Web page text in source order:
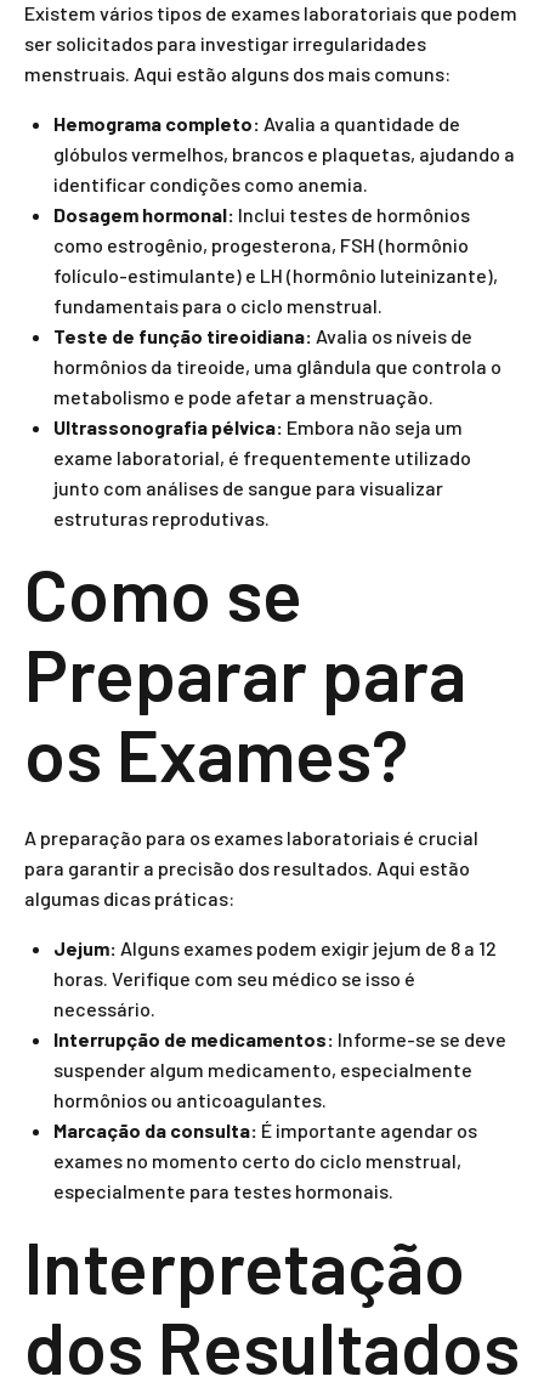
Existem vários tipos de exames laboratoriais que podem
ser solicitados para investigar irregularidades
menstruais. Aqui estão alguns dos mais comuns:
Hemograma completo: Avalia a quantidade de
glóbulos vermelhos, brancos e plaquetas, ajudando a
identificar condições como anemia.
Dosagem hormonal: Inclui testes de hormônios
como estrogênio, progesterona, FSH (hormônio
folículo-estimulante) e LH (hormônio luteinizante),
fundamentais para o ciclo menstrual.
Teste de função tireoidiana: Avalia os níveis de
hormônios da tireoide, uma glândula que controla o
metabolismo e pode afetar a menstruação.
Ultrassonografia pélvica: Embora não seja um
exame laboratorial, é frequentemente utilizado
junto com análises de sangue para visualizar
estruturas reprodutivas.
Como se
Preparar para
os Exames?
A preparação para os exames laboratoriais é crucial
para garantir a precisão dos resultados. Aqui estão
algumas dicas práticas:
Jejum: Alguns exames podem exigir jejum de 8 a 12
horas. Verifique com seu médico se isso é
necessário.
Interrupção de medicamentos: Informe-se se deve
suspender algum medicamento, especialmente
hormônios ou anticoagulantes.
Marcação da consulta: É importante agendar os
exames no momento certo do ciclo menstrual,
especialmente para testes hormonais.
Interpretação
dos Resultados